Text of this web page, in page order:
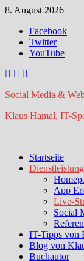
Zum
springen
8. August 2026
Facebook
Twitter
YouTube
Social Media &
Klaus Hamal, IT-
Startseite
App
Live-
Social
IT-Tipps von
Blog von
Buchautor